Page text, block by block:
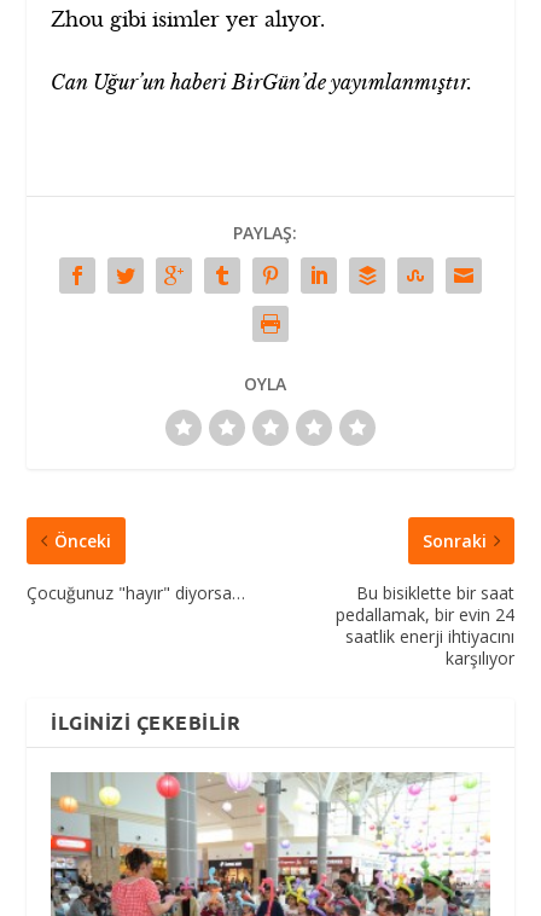
Zhou gibi isimler yer alıyor.
Can Uğur’un haberi BirGün’de yayımlanmıştır.
PAYLAŞ:
OYLA
Önceki
Çocuğunuz "hayır" diyorsa…
Sonraki
Bu bisiklette bir saat
pedallamak, bir evin 24
saatlik enerji ihtiyacını
karşılıyor
İLGINIZI ÇEKEBILIR